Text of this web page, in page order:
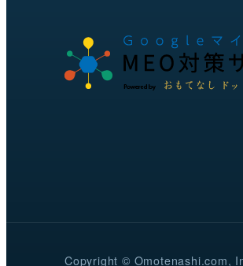
Copyright © Omotenashi.com,